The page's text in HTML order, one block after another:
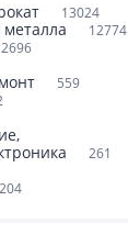
13024
12774
559
261
204